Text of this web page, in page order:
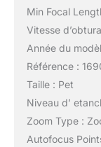
Min Focal
Vitesse
Année du
Référence :
Taille : Pet
Niveau d’
Zoom Type :
Autofocus